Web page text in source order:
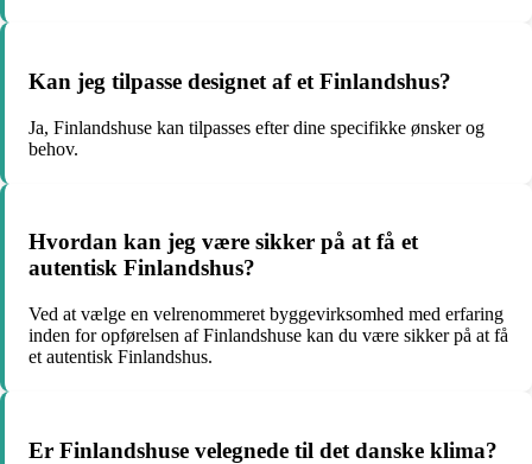
Kan jeg tilpasse designet af et Finlandshus?
Ja, Finlandshuse kan tilpasses efter dine specifikke ønsker og
behov.
Hvordan kan jeg være sikker på at få et
autentisk Finlandshus?
Ved at vælge en velrenommeret byggevirksomhed med erfaring
inden for opførelsen af Finlandshuse kan du være sikker på at få
et autentisk Finlandshus.
Er Finlandshuse velegnede til det danske klima?